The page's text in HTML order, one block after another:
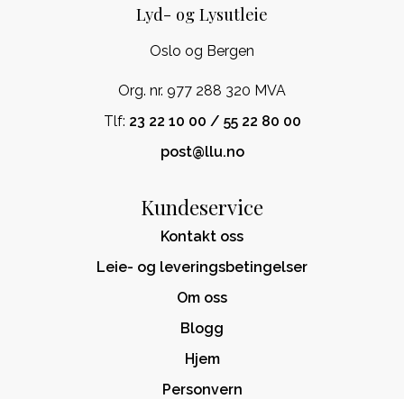
Lyd- og Lysutleie
Oslo og Bergen
Org. nr. 977 288 320 MVA
Tlf: 23 22 10 00 / 55 22 80 00
post@llu.no
Kundeservice
Kontakt oss
Leie- og leveringsbetingelser
Om oss
Blogg
Hjem
Personvern